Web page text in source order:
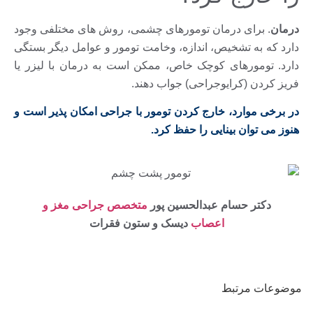
درمان. برای درمان تومورهای چشمی، روش های مختلفی وجود
دارد که به تشخیص، اندازه، وخامت تومور و عوامل دیگر بستگی
دارد. تومورهای کوچک خاص، ممکن است به درمان با لیزر یا
فریز کردن (کرایوجراحی) جواب دهند.
در برخی موارد، خارج کردن تومور با جراحی امکان پذیر است و
هنوز می توان بینایی را حفظ کرد.
دکتر حسام عبدالحسین پور متخصص جراحی مغز و
اعصاب دیسک و ستون فقرات
موضوعات مرتبط